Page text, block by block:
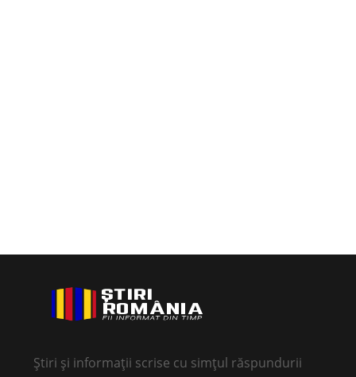
Știri și informații scrise cu simțul răspundurii